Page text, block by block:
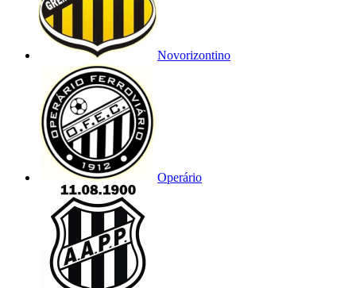
Novorizontino
Operário